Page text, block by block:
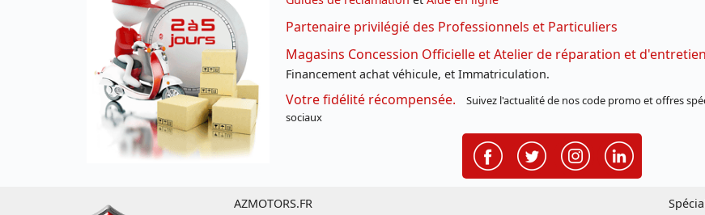
Partenaire privilégié des Professionnels et Particuliers
Magasins Concession Officielle et Atelier de réparation et d'entretien
Financement achat véhicule, et Immatriculation.
Votre fidélité récompensée.
Suivez l'actualité de nos code promo et offres
sociaux
AZMOTORS.FR